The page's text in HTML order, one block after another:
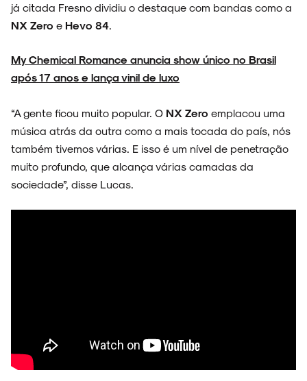
SOBRE
já citada Fresno dividiu o destaque com bandas como a
NX Zero e Hevo 84.
My Chemical Romance anuncia show único no Brasil
após 17 anos e lança vinil de luxo
“A gente ficou muito popular. O NX Zero emplacou uma
música atrás da outra como a mais tocada do país, nós
também tivemos várias. E isso é um nível de penetração
muito profundo, que alcança várias camadas da
sociedade”, disse Lucas.